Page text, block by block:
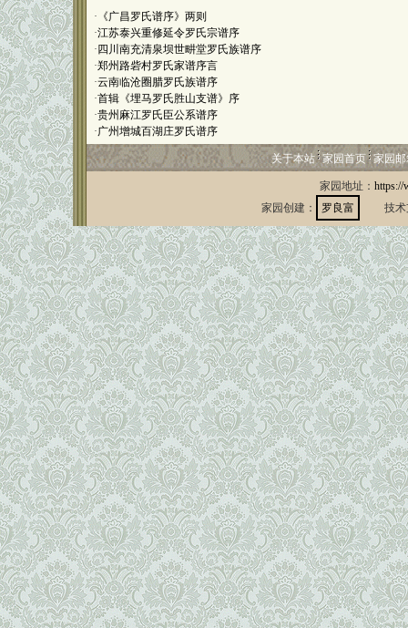
· 《广昌罗氏谱序》两则
·江苏泰兴重修延令罗氏宗谱序
· 四川南充清泉坝世畊堂罗氏族谱序
·郑州路砦村罗氏家谱序言
·云南临沧圈腊罗氏族谱序
·首辑《埋马罗氏胜山支谱》序
·贵州麻江罗氏臣公系谱序
·广州增城百湖庄罗氏谱序
关于本站 家园首页 家园
家园地址： https://
家园创建：
罗良富 技术